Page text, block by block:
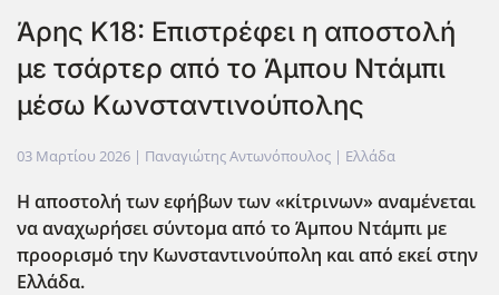
Άρης Κ18: Επιστρέφει η αποστολή
με τσάρτερ από το Άμπου Ντάμπι
μέσω Κωνσταντινούπολης
03 Μαρτίου 2026 | Παναγιώτης Αντωνόπουλος | Ελλάδα
Η αποστολή των εφήβων των «κίτρινων» αναμένεται
να αναχωρήσει σύντομα από το Άμπου Ντάμπι με
προορισμό την Κωνσταντινούπολη και από εκεί στην
Ελλάδα.